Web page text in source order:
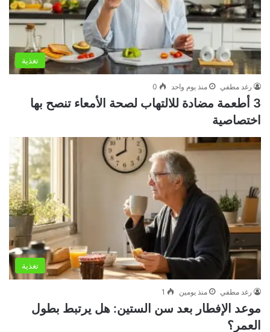
تغذية
رغد مطفي منذ يوم واحد 0
3 أطعمة مضادة للالتهاب لصحة الأمعاء تنصح بها
اختصاصية
تغذية
رغد مطفي منذ يومين 1
موعد الإفطار بعد سن الستين: هل يرتبط بطول
العمر؟